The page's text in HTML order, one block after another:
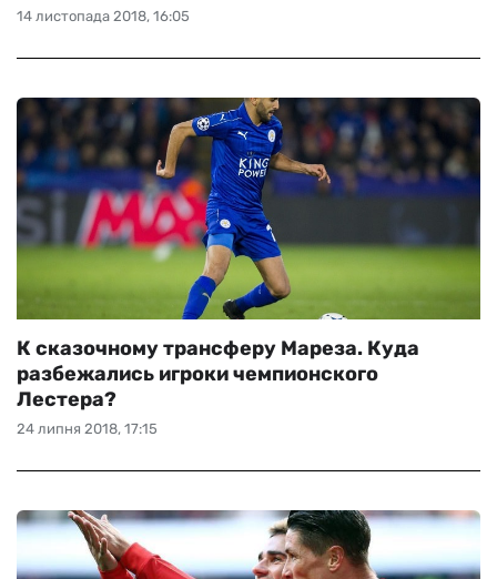
14 листопада 2018, 16:05
24 липня 2018, 17:15
К сказочному трансферу Мареза. Куда
разбежались игроки чемпионского
Лестера?